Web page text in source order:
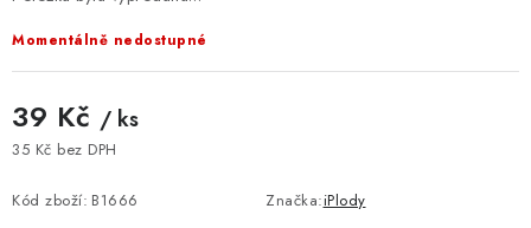
Momentálně nedostupné
39 Kč / ks
35 Kč bez DPH
Kód zboží: B1666 Značka:iPlody